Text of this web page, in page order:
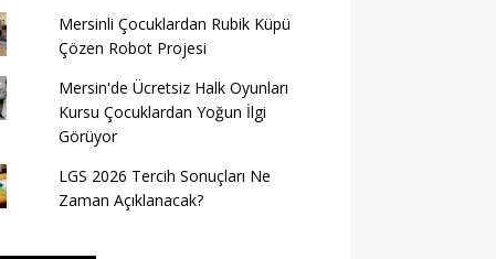
Mersinli Çocuklardan Rubik Küpü
Çözen Robot Projesi
Mersin'de Ücretsiz Halk Oyunları
Kursu Çocuklardan Yoğun İlgi
Görüyor
LGS 2026 Tercih Sonuçları Ne
Zaman Açıklanacak?